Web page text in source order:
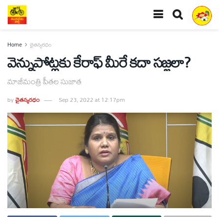
Home చైతన్యరధం
వెన్నుపోట్లకు కేరాఫ్‌ మీరే కదా సజ్జలా?
మాజీమంత్రి పీతల సుజాత
byచైతన్యరధం Sep 23, 2022 at 12:17pm